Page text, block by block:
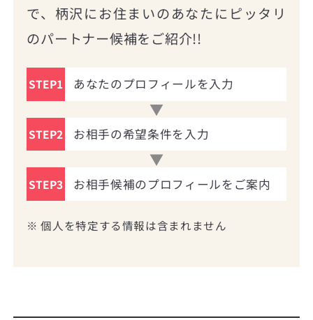
で、柄沢にお住まいのあなたにピッタリ
のパートナー候補をご紹介!!
STEP1 あなたのプロフィールを入力
STEP2 お相手の希望条件を入力
STEP3 お相手候補のプロフィールをご案内
※ 個人を特定する情報は含まれません